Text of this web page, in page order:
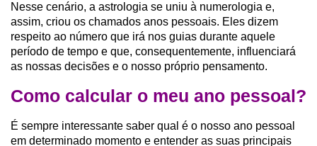
Nesse cenário, a astrologia se uniu à numerologia e,
assim, criou os chamados anos pessoais. Eles dizem
respeito ao número que irá nos guias durante aquele
período de tempo e que, consequentemente, influenciará
as nossas decisões e o nosso próprio pensamento.
Como calcular o meu ano pessoal?
É sempre interessante saber qual é o nosso ano pessoal
em determinado momento e entender as suas principais